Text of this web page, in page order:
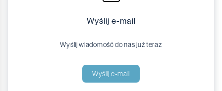
Wyślij e-mail
Wyślij wiadomość do nas już teraz
Wyślij e-mail